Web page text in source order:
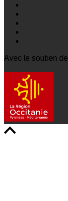
Avec le soutien de